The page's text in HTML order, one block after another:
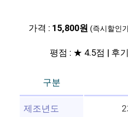
가격 : 15,800원 (즉시할인
평점 : ★ 4.5점 | 후
구분
제조년도